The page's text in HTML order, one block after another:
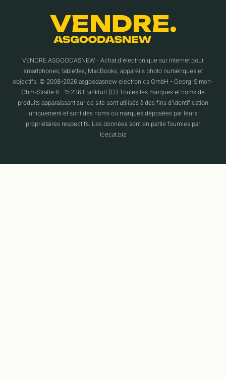
VENDRE.ASGOODASNEW - Achat d'électronique sur Internet pour
smartphones, tablettes, MacBooks, appareils photo numériques et
objectifs. © 2008-2026 asgoodasnew electronics GmbH - Georg-Simon-
Ohm-Straße 6 - 15236 Frankfurt (O.) Toutes les marques et noms de
produits apparaissant sur ce site sont utilisés à des fins d'identification
uniquement et sont des noms ou marques déposées par leurs
propriétaires respectifs. Les données sont en partie fournies par
Icecat.biz